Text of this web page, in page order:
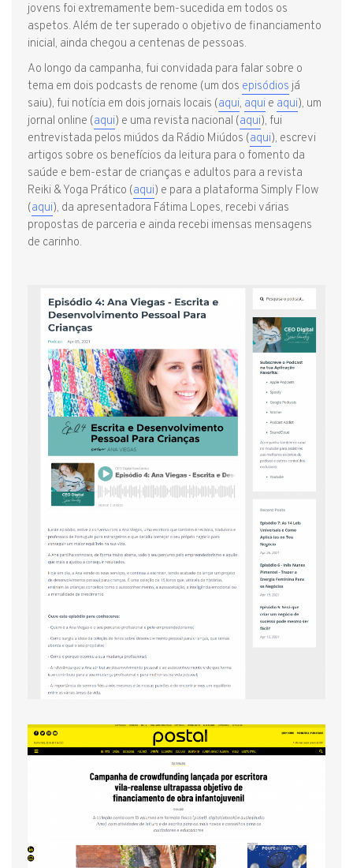
jovens foi extremamente bem-sucedida em todos os
aspetos. Além de ter superado o objetivo de financiamento
inicial, ainda chegou a centenas de pessoas.
Ao longo da campanha, fui convidada para falar sobre o
tema em dois podcasts de renome (um dos episódios já
saiu), fui notícia em dois jornais locais (aqui, aqui e aqui), um
jornal online (aqui) e uma revista nacional (aqui), fui
entrevistada pelos miúdos da Rádio Miúdos (aqui), escrevi
artigos sobre os benefícios da leitura para o fomento da
saúde e bem-estar de crianças e adultos para a revista
Reiki & Yoga Prático (aqui) e para a plataforma Simply Flow
(aqui), da apresentadora Fátima Lopes, recebi várias
propostas de parceria e ainda recebi imensas mensagens
de carinho.